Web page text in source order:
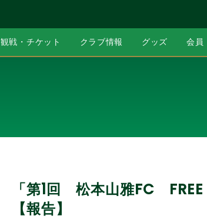
観戦・チケット クラブ情報 グッズ 会員
「第1回 松本山雅FC
【報告】